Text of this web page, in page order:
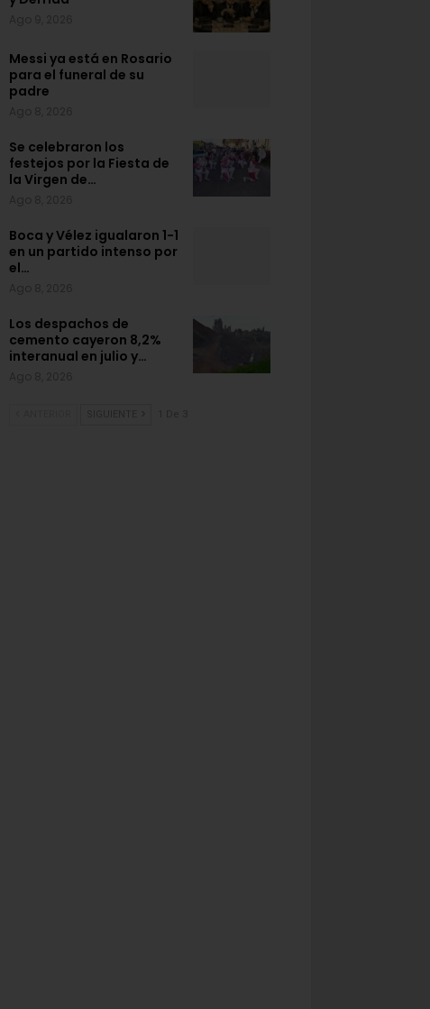
Messi ya está en Rosario
para el funeral de su
padre
Se celebraron los
festejos por la Fiesta de
la Virgen de…
Boca y Vélez igualaron 1-1
en un partido intenso por
el…
Los despachos de
cemento cayeron 8,2%
interanual en julio y…